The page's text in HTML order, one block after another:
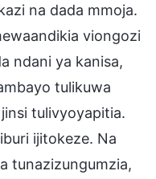
na dada mmoja.
viongozi
ndani ya kanisa,
tulikuwa
tulivyoyapitia.
ijitokeze. Na
tunazizungumzia,